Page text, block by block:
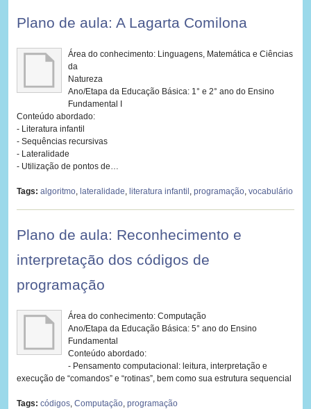
Plano de aula: A Lagarta Comilona
Área do conhecimento: Linguagens, Matemática e Ciências
da
Natureza
Ano/Etapa da Educação Básica: 1° e 2° ano do Ensino
Fundamental I
Conteúdo abordado:
- Literatura infantil
- Sequências recursivas
- Lateralidade
- Utilização de pontos de…
Tags: algoritmo, lateralidade, literatura infantil , programação, vocabulário
Plano de aula: Reconhecimento e
interpretação dos códigos de
programação
Área do conhecimento: Computação
Ano/Etapa da Educação Básica: 5° ano do Ensino
Fundamental
Conteúdo abordado:
- Pensamento computacional: leitura, interpretação e
execução de “comandos” e “rotinas”, bem como sua estrutura sequencial
Tags: códigos, Computação, programação